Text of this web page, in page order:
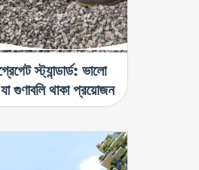
স্ট্যান্ডার্ড: ভালো
গুণাবলি থাকা প্রয়োজন